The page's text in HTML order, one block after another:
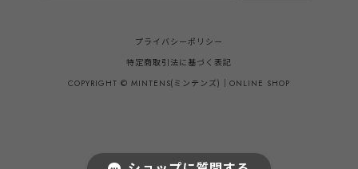
プライバシーポリシー
特定商取引法に基づく表記
COPYRIGHT © MINTENS(ミンテンズ)｜ONLINE SHOP